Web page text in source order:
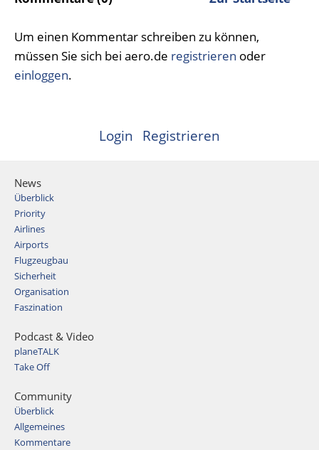
Um einen Kommentar schreiben zu können,
müssen Sie sich bei aero.de registrieren oder
einloggen.
Login Registrieren
News
Überblick
Priority
Airlines
Airports
Flugzeugbau
Sicherheit
Organisation
Faszination
Podcast & Video
planeTALK
Take Off
Community
Überblick
Allgemeines
Kommentare